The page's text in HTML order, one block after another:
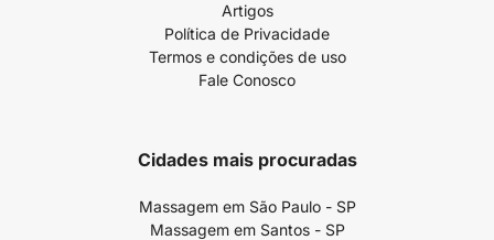
Artigos
Política de Privacidade
Termos e condições de uso
Fale Conosco
Cidades mais procuradas
Massagem em São Paulo - SP
Massagem em Santos - SP